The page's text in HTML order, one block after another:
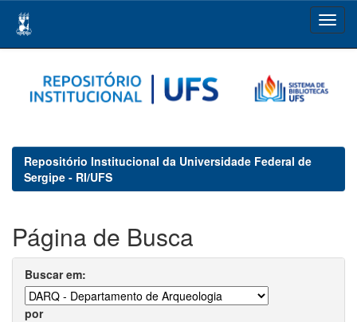
navigation
Repositório Institucional da Universidade Federal de
Sergipe - RI/UFS
Página de Busca
Buscar em:
por